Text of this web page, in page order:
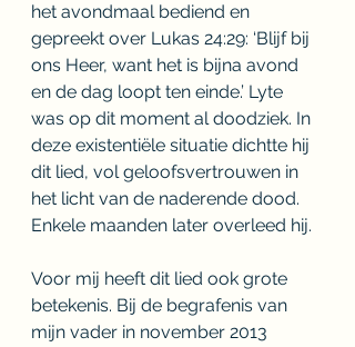
het avondmaal bediend en
gepreekt over Lukas 24:29: ‘Blijf bij
ons Heer, want het is bijna avond
en de dag loopt ten einde.’ Lyte
was op dit moment al doodziek. In
deze existentiële situatie dichtte hij
dit lied, vol geloofsvertrouwen in
het licht van de naderende dood.
Enkele maanden later overleed hij.
Voor mij heeft dit lied ook grote
betekenis. Bij de begrafenis van
mijn vader in november 2013